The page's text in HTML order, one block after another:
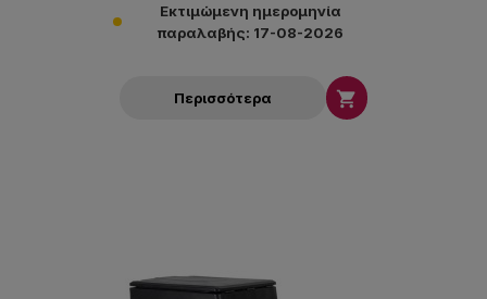
Εκτιμώμενη ημερομηνία
παραλαβής: 17-08-2026
Περισσότερα 